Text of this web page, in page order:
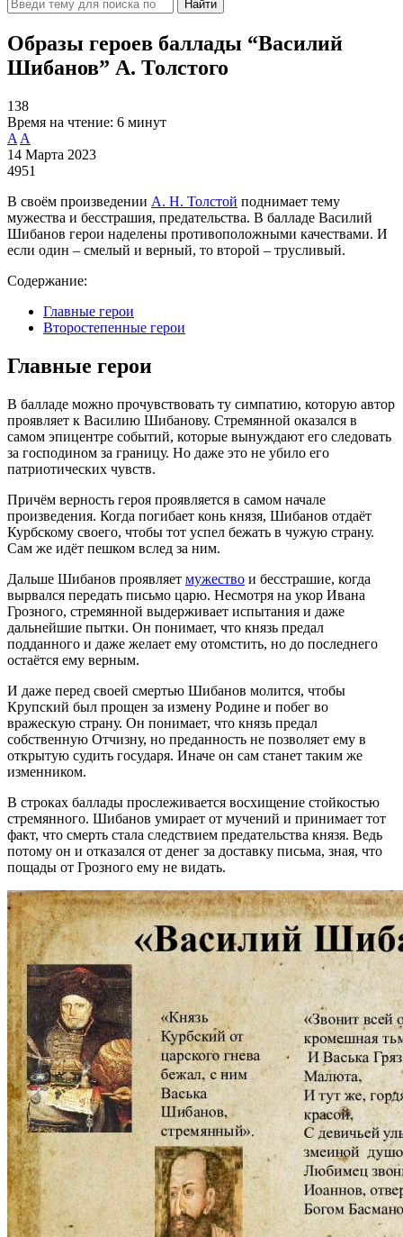
Найти
Образы героев баллады “Василий
Шибанов” А. Толстого
138
Время на чтение: 6 минут
A A
14 Марта 2023
4951
В своём произведении А. Н. Толстой поднимает тему
мужества и бесстрашия, предательства. В балладе Василий
Шибанов герои наделены противоположными качествами. И
если один – смелый и верный, то второй – трусливый.
Содержание:
Главные герои
Второстепенные герои
Главные герои
В балладе можно прочувствовать ту симпатию, которую автор
проявляет к Василию Шибанову. Стремянной оказался в
самом эпицентре событий, которые вынуждают его следовать
за господином за границу. Но даже это не убило его
патриотических чувств.
Причём верность героя проявляется в самом начале
произведения. Когда погибает конь князя, Шибанов отдаёт
Курбскому своего, чтобы тот успел бежать в чужую страну.
Сам же идёт пешком вслед за ним.
Дальше Шибанов проявляет мужество и бесстрашие, когда
вырвался передать письмо царю. Несмотря на укор Ивана
Грозного, стремянной выдерживает испытания и даже
дальнейшие пытки. Он понимает, что князь предал
подданного и даже желает ему отомстить, но до последнего
остаётся ему верным.
И даже перед своей смертью Шибанов молится, чтобы
Крупский был прощен за измену Родине и побег во
вражескую страну. Он понимает, что князь предал
собственную Отчизну, но преданность не позволяет ему в
открытую судить государя. Иначе он сам станет таким же
изменником.
В строках баллады прослеживается восхищение стойкостью
стремянного. Шибанов умирает от мучений и принимает тот
факт, что смерть стала следствием предательства князя. Ведь
потому он и отказался от денег за доставку письма, зная, что
пощады от Грозного ему не видать.